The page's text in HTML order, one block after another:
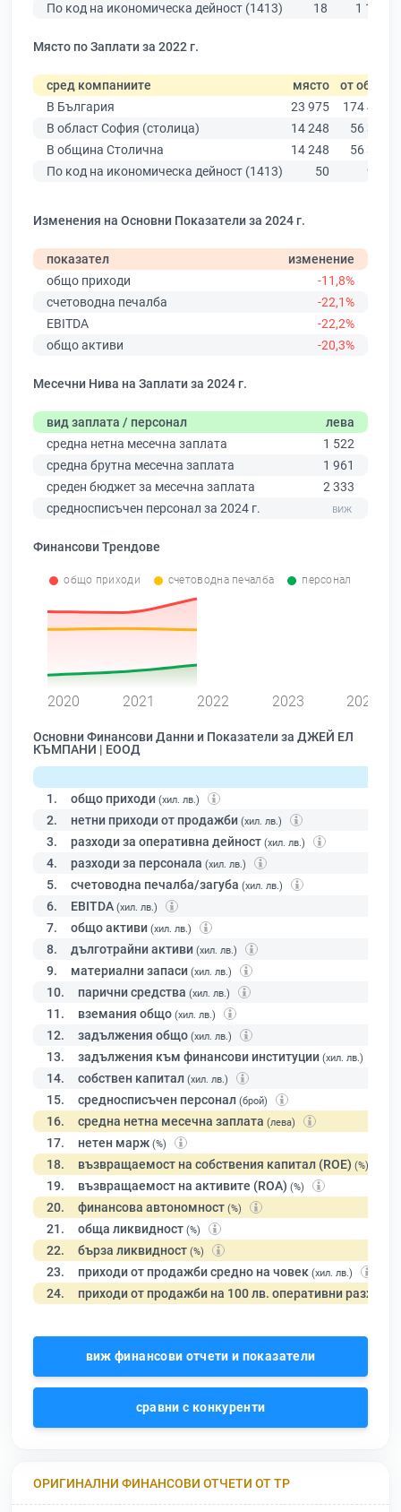
По код на икономическа дейност (1413) 18 1 102
Място по Заплати за 2022 г.
сред компаниите място от общо
В България
23 975
174 403
В област София (столица)
14 248
56 378
В община Столична
14 248
56 378
По код на икономическа дейност (1413)
50 978
Изменения на Основни Показатели за 2024 г.
показател
изменение
общо приходи
-11,8%
счетоводна печалба
-22,1%
EBITDA
-22,2%
общо активи
-20,3%
Месечни Нива на Заплати за 2024 г.
вид заплата / персонал
лева
средна нетна месечна заплата
1 522
средна брутна месечна заплата
1 961
среден бюджет за месечна заплата
2 333
средносписъчен персонал за 2024 г.
Финансови Трендове
общо приходи счетоводна печалба персонал
2020 2021 2022 2023 2024
Основни Финансови Данни и Показатели за ДЖЕЙ ЕЛ
КЪМПАНИ | ЕООД
1. общо приходи (хил. лв.)
2. нетни приходи от продажби (хил. лв.)
3. разходи за оперативна дейност (хил. лв.)
4. разходи за персонала (хил. лв.)
5. счетоводна печалба/загуба (хил. лв.)
6. EBITDA (хил. лв.)
7. общо активи (хил. лв.)
8. дълготрайни активи (хил. лв.)
9. материални запаси (хил. лв.)
10. парични средства (хил. лв.)
11. вземания общо (хил. лв.)
12. задължения общо (хил. лв.)
13. задължения към финансови институции (хил. лв.)
14. собствен капитал (хил. лв.)
15. средносписъчен персонал (брой)
16. средна нетна месечна заплата (лева)
17. нетен марж (%)
18. възвращаемост на собствения капитал (ROE) (%)
19. възвращаемост на активите (ROA) (%)
20. финансова автономност (%)
21. обща ликвидност (%)
22. бърза ликвидност (%)
23. приходи от продажби средно на човек (хил. лв.)
24. приходи от продажби на 100 лв. оперативни разходи
виж финансови отчети и показатели
сравни с конкуренти
ОРИГИНАЛНИ ФИНАНСОВИ ОТЧЕТИ ОТ ТР